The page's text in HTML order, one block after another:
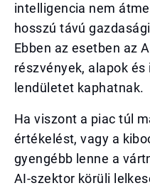
intelligencia nem
hosszú távú
Ebben az esetben az
részvények, alapok
lendületet kaphatnak.
Ha viszont a piac túl
értékelést, vagy a
gyengébb lenne a
AI-szektor körüli